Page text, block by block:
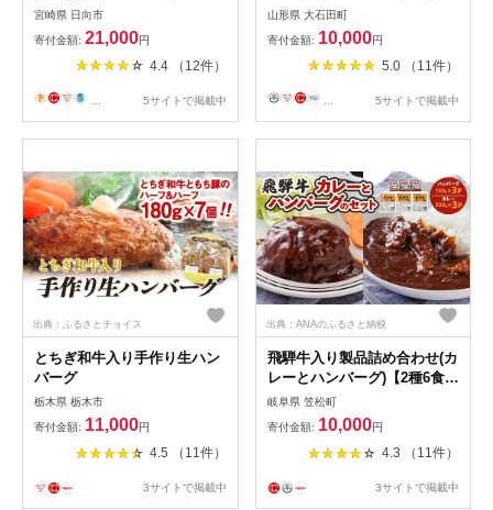
115g×20個 [日本ハムマーケ
ティング 宮崎県 日向市
452060937] おかず 防災 備え
長期保存 備蓄 保存食 防災 常
温 キャンプ 携帯 ニッポンハ
ム
宮崎県 日向市
寄付金額: 21,000円
4.4 （12件）
5サイトで掲載中
セット
山形県 大石田町
寄付金額: 10,000円
5.0 （11件）
5サイトで掲載中
出典：ふるさとチョイス
とちぎ和牛入り手作り生ハン
バーグ
栃木県 栃木市
寄付金額: 11,000円
4.5 （11件）
3サイトで掲載中
出典：ANAのふるさと納税
飛騨牛入り製品詰め合わせ(カ
レーとハンバーグ)【2種6食セ
ット】【配送不可地域：離
岐阜県 笠松町
寄付金額: 10,000円
4.3 （11件）
3サイトで掲載中